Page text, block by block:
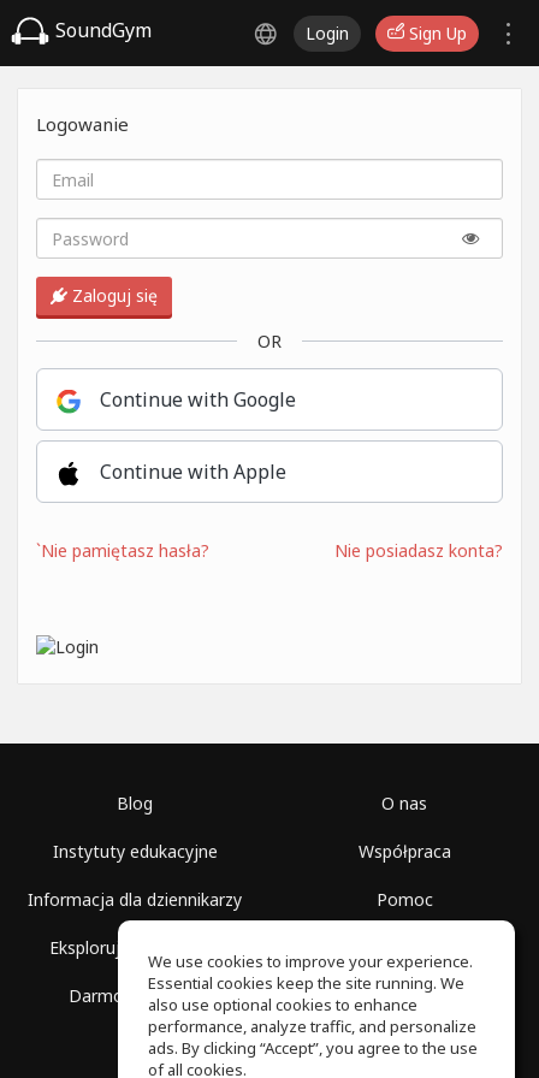
SoundGym Login Sign Up
Logowanie
Zaloguj się
OR
Continue with Google
Continue with Apple
`Nie pamiętasz hasła? Nie posiadasz konta?
Blog
Instytuty edukacyjne
Informacja dla dziennikarzy
Eksploruj przestrzenie
Darmowa szkoła
O nas
Współpraca
Pomoc
Polityka prywatności
We use cookies to improve your experience.
Essential cookies keep the site running. We
also use optional cookies to enhance
performance, analyze traffic, and personalize
ads. By clicking “Accept”, you agree to the use
of all cookies.